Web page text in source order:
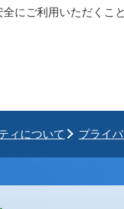
にご利用いただくこ
ィについて プライ